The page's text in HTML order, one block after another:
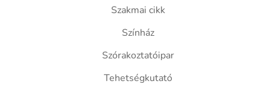
Szakmai cikk
Színház
Szórakoztatóipar
Tehetségkutató